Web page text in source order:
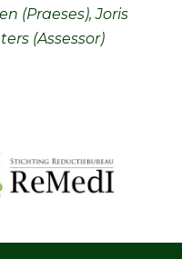
(Praeses), Joris
(Assessor)